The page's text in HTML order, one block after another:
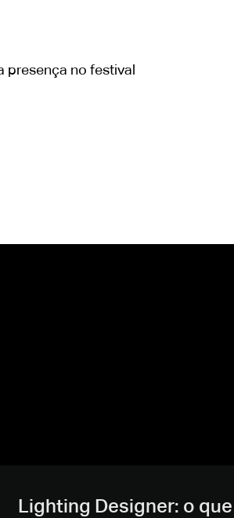
presença no festival
Lighting Designer: o que